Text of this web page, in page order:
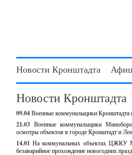
Новости Кронштадта
Новости Кронштадта
09.04Военные коммунальщики Кронштадта
21.03 Военные коммунальщики
осмотры объектов в городе Кронштадт и
14.01 На коммунальных объектах ЦЖКУ
безаварийное прохождение новогодних